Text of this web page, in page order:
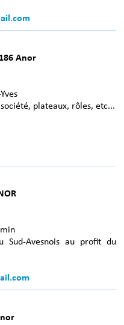
Anor
plateaux, rôles, etc...
Sud-Avesnois au profit du